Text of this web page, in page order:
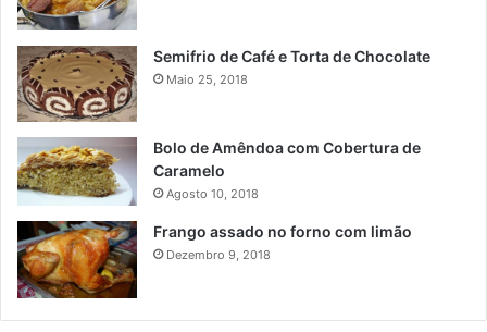
Semifrio de Café e Torta de Chocolate
Maio 25, 2018
Bolo de Amêndoa com Cobertura de
Caramelo
Agosto 10, 2018
Frango assado no forno com limão
Dezembro 9, 2018